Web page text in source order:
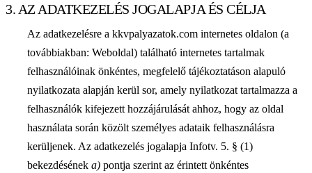
3. AZ ADATKEZELÉS JOGALAPJA ÉS CÉLJA
Az adatkezelésre a kkvpalyazatok.com internetes oldalon (a
továbbiakban: Weboldal) található internetes tartalmak
felhasználóinak önkéntes, megfelelő tájékoztatáson alapuló
nyilatkozata alapján kerül sor, amely nyilatkozat tartalmazza a
felhasználók kifejezett hozzájárulását ahhoz, hogy az oldal
használata során közölt személyes adataik felhasználásra
kerüljenek. Az adatkezelés jogalapja Infotv. 5. § (1)
bekezdéséneka)pontja szerint az érintett önkéntes